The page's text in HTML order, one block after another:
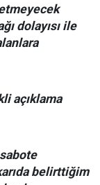
dolayısı ile
açıklama
belirttiğim